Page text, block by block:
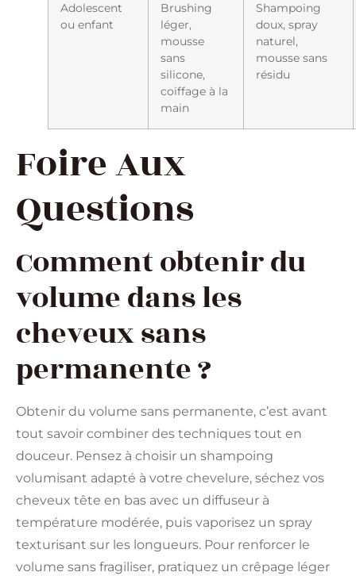
Adolescent
ou enfant
Brushing
léger,
mousse
sans
silicone,
coiffage à la
main
Shampoing
doux, spray
naturel,
mousse sans
résidu
Foire Aux
Questions
Comment obtenir du
volume dans les
cheveux sans
permanente ?
Obtenir du volume sans permanente, c’est avant
tout savoir combiner des techniques tout en
douceur. Pensez à choisir un shampoing
volumisant adapté à votre chevelure, séchez vos
cheveux tête en bas avec un diffuseur à
température modérée, puis vaporisez un spray
texturisant sur les longueurs. Pour renforcer le
volume sans fragiliser, pratiquez un crêpage léger